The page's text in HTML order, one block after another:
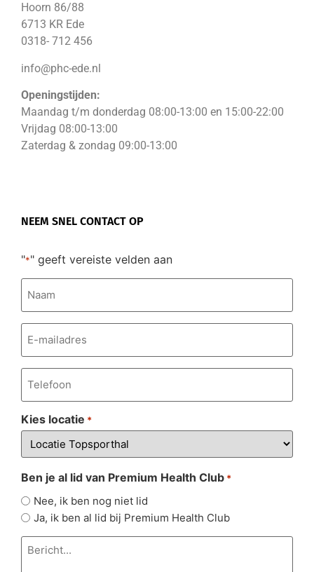
Hoorn 86/88
6713 KR Ede
0318- 712 456
info@phc-ede.nl
Openingstijden:
Maandag t/m donderdag 08:00-13:00 en 15:00-22:00
Vrijdag 08:00-13:00
Zaterdag & zondag 09:00-13:00
NEEM SNEL CONTACT OP
"*" geeft vereiste velden aan
Naam
E-
mailadres
Telefoonnummer
*
Kies locatie *
Ben je al lid van Premium Health Club *
Nee, ik ben nog niet lid
Ja, ik ben al lid bij Premium Health Club
Bericht...